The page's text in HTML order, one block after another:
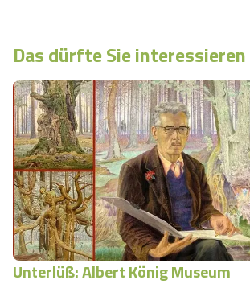
Das dürfte Sie interessieren
Unterlüß: Albert König Museum